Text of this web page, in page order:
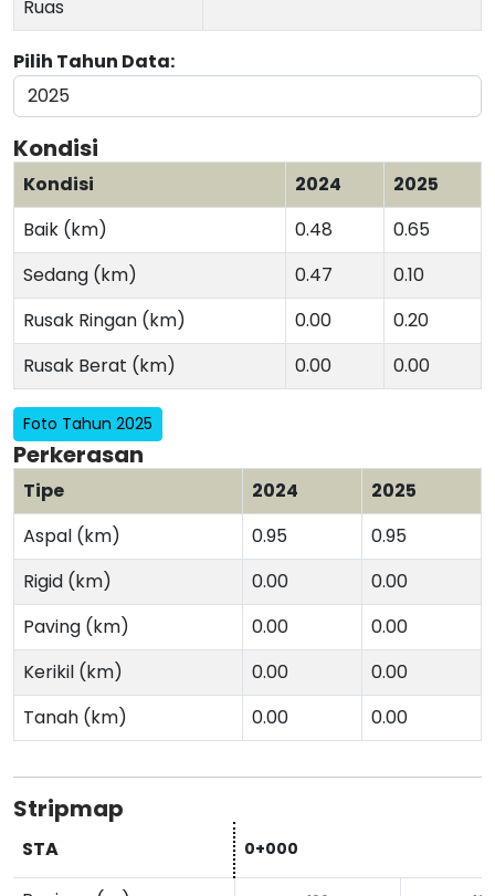
Ruas
Pilih Tahun Data:
Kondisi
Kondisi 2024
2025
Baik (km)
0.48
0.65
Sedang (km)
0.47
0.10
Rusak Ringan (km)
0.00
0.20
Rusak Berat (km)
0.00 0.00
Foto Tahun 2025
Perkerasan
Tipe 2024
2025
Aspal (km)
0.95
0.95
Rigid (km)
0.00
0.00
Paving (km)
0.00
0.00
Kerikil (km)
0.00
0.00
Tanah (km)
0.00 0.00
Stripmap
STA 0+000